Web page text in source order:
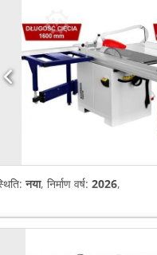
नया, निर्माण वर्ष: 2026,